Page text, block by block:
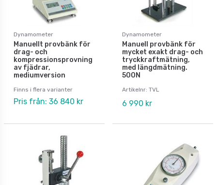
Dynamometer
Manuellt provbänk för
drag- och
kompressionsprovning
av fjädrar,
mediumversion
Finns i flera varianter
Pris från: 36 840 kr
Dynamometer
Manuell provbänk för
mycket exakt drag- och
tryckkraftmätning,
med längdmätning.
500N
Artikelnr: TVL
6 990 kr